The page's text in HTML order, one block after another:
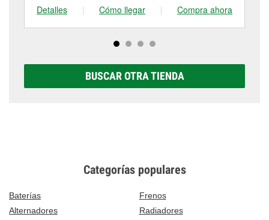
Detalles
| Cómo llegar | Compra ahora
BUSCAR OTRA TIENDA
Categorías populares
Baterías
Frenos
Alternadores
Radiadores